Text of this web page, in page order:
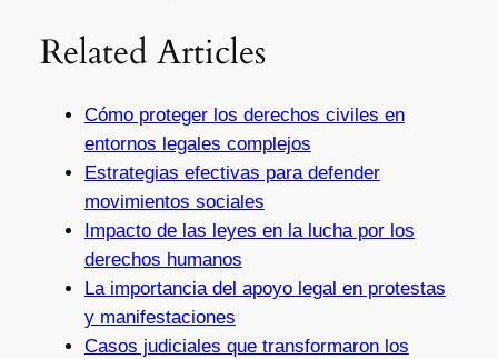
Related Articles
Cómo proteger los derechos civiles en
entornos legales complejos
Estrategias efectivas para defender
movimientos sociales
Impacto de las leyes en la lucha por los
derechos humanos
La importancia del apoyo legal en protestas
y manifestaciones
Casos judiciales que transformaron los